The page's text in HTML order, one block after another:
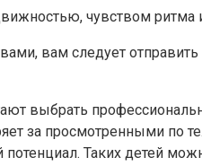
чувством ритма
вам следует
выбрать
за просмотренными по
потенциал. Таких детей